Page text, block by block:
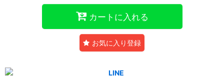
カートに入れる
お気に入り登録